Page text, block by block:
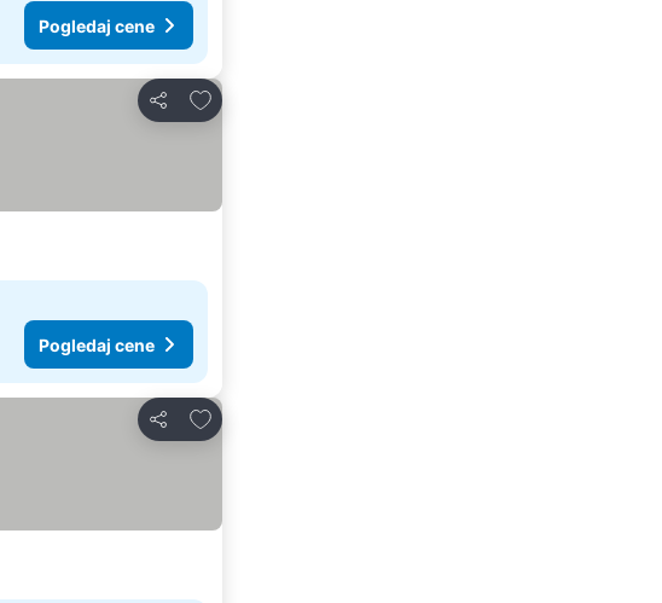
Pogledaj cene
Deli
Dodati u favorite
Pogledaj cene
Deli
Dodati u favorite